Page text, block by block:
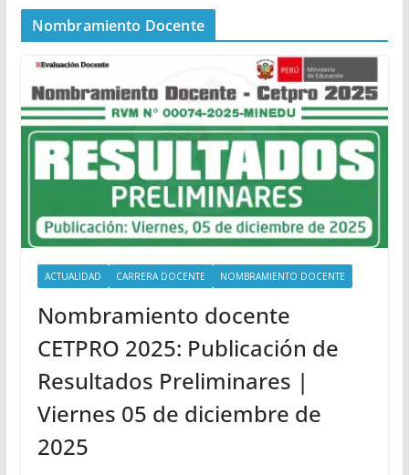
Nombramiento Docente
ACTUALIDAD CARRERA DOCENTE NOMBRAMIENTO DOCENTE
Nombramiento docente
CETPRO 2025: Publicación de
Resultados Preliminares |
Viernes 05 de diciembre de
2025